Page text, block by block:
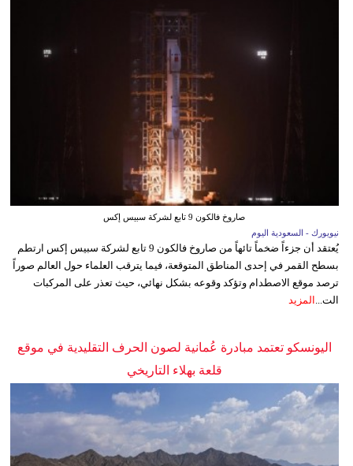
صاروخ فالكون 9 تابع لشركة سبيس إكس
نيويورك - السعودية اليوم
يُعتقد أن جزءاً ضخماً تائهاً من صاروخ فالكون 9 تابع لشركة سبيس إكس ارتطم
بسطح القمر في إحدى المناطق المتوقعة، فيما يترقب العلماء حول العالم صوراً
ترصد موقع الاصطدام وتؤكد وقوعه بشكل نهائي، حيث تعذر على المركبات
الت...
المزيد
اليونسكو تعتمد مبادرة عُمانية لصون الحرف التقليدية في موقع
قلعة بهلاء التاريخي